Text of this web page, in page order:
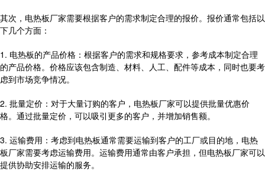
其次，电热板厂家需要根据客户的需求制定合理的报价。报价通常包括以
下几个方面：
1. 电热板的产品价格：根据客户的需求和规格要求，参考成本制定合理
的产品价格。价格应该包含制造、材料、人工、配件等成本，同时也要考
虑到市场竞争情况。
2. 批量定价：对于大量订购的客户，电热板厂家可以提供批量优惠价
格。通过批量定价，可以吸引更多的客户，并增加销售额。
3. 运输费用：考虑到电热板通常需要运输到客户的工厂或目的地，电热
板厂家需要考虑运输费用。运输费用通常由客户承担，但电热板厂家可以
提供协助安排运输的服务。